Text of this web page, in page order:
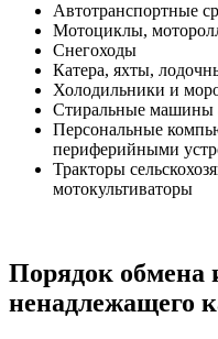
Автотранспортные
Мотоциклы,
Снегоходы
Катера, яхты,
Холодильники и
Стиральные машины
Персональные
периферийными
Тракторы
мотокультиваторы
Порядок обмена
ненадлежащего